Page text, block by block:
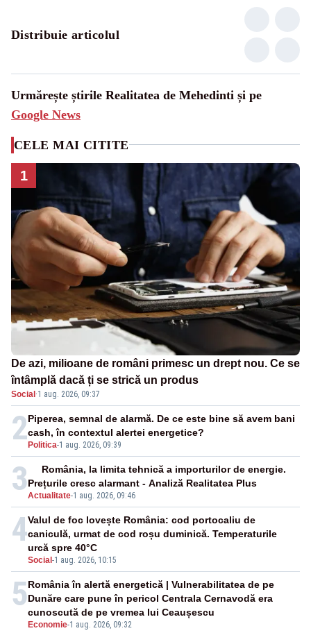
Distribuie articolul
Urmărește știrile Realitatea de Mehedinti și pe
Google News
CELE MAI CITITE
1
De azi, milioane de români primesc un drept nou. Ce se
întâmplă dacă ți se strică un produs
Social ·1 aug. 2026, 09:37
2 Politica-1 aug. 2026, 09:39
Piperea, semnal de alarmă. De ce este bine să avem bani
cash, în contextul alertei energetice?
3Actualitate-1 aug. 2026, 09:46
România, la limita tehnică a importurilor de energie.
Prețurile cresc alarmant - Analiză Realitatea Plus
4
Social -1 aug. 2026, 10:15
Valul de foc lovește România: cod portocaliu de
caniculă, urmat de cod roșu duminică. Temperaturile
urcă spre 40°C
5
Economie-1 aug. 2026, 09:32
România în alertă energetică | Vulnerabilitatea de pe
Dunăre care pune în pericol Centrala Cernavodă era
cunoscută de pe vremea lui Ceaușescu